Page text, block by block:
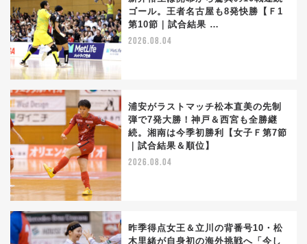
ゴール。王者名古屋も8発快勝【Ｆ1
第10節｜試合結果 …
2026.08.04
浦安がラストマッチ松本直美の先制
弾で7発大勝！神戸＆西宮も全勝継
続。湘南は今季初勝利【女子Ｆ第7節
｜試合結果＆順位】
2026.08.04
昨季得点女王＆立川の背番号10・松
木里緒が自身初の海外挑戦へ「今し